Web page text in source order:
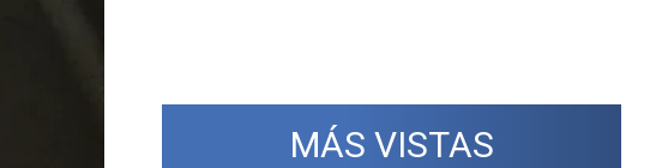
MÁS VISTAS